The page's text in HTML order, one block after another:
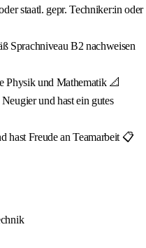
staatl. gepr. Techniker:in oder
Sprachniveau B2 nachweisen
Physik und Mathematik 📐
und hast ein gutes
hast Freude an Teamarbeit 📋